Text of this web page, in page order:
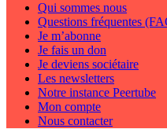
Qui sommes nous
Questions fréquentes
Je m’abonne
Je fais un don
Je deviens sociétaire
Les newsletters
Notre instance Peertube
Mon compte
Nous contacter